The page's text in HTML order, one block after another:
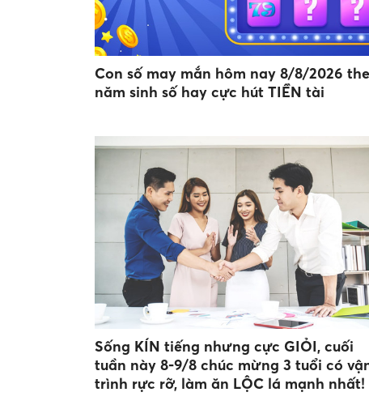
Con số may mắn hôm nay 8/8/2026
năm sinh số hay cực hút TIỀN tài
Sống KÍN tiếng nhưng cực GIỎI, cuối
tuần này 8-9/8 chúc mừng 3 tuổi có
trình rực rỡ, làm ăn LỘC lá mạnh nhất!